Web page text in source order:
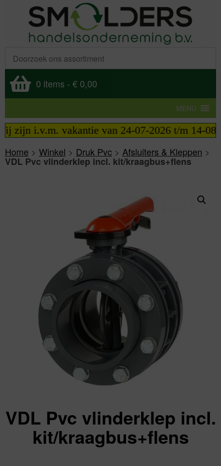
0 items - € 0,00
MENU
i.v.m. vakantie van 24-07-2026 t/m 14-08-
Home > Winkel > Druk Pvc > Afsluiters & Kleppen >
VDL Pvc vlinderklep incl. kit/kraagbus+flens
VDL Pvc vlinderklep incl.
kit/kraagbus+flens